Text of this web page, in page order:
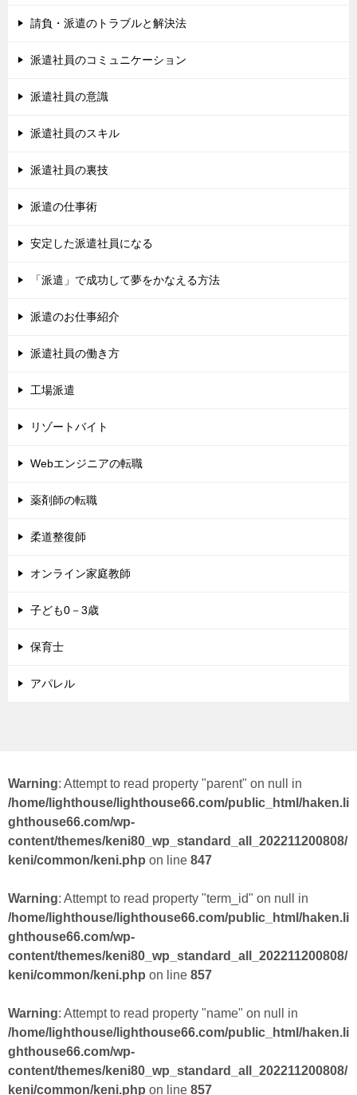
請負・派遣のトラブルと解決法
派遣社員のコミュニケーション
派遣社員の意識
派遣社員のスキル
派遣社員の裏技
派遣の仕事術
安定した派遣社員になる
「派遣」で成功して夢をかなえる方法
派遣のお仕事紹介
派遣社員の働き方
工場派遣
リゾートバイト
Webエンジニアの転職
薬剤師の転職
柔道整復師
オンライン家庭教師
子ども0－3歳
保育士
アパレル
Warning: Attempt to read property "parent" on null in
/home/lighthouse/lighthouse66.com/public_html/haken.li
ghthouse66.com/wp-
content/themes/keni80_wp_standard_all_202211200808/
keni/common/keni.php on line 847
Warning: Attempt to read property "term_id" on null in
/home/lighthouse/lighthouse66.com/public_html/haken.li
ghthouse66.com/wp-
content/themes/keni80_wp_standard_all_202211200808/
keni/common/keni.php on line 857
Warning: Attempt to read property "name" on null in
/home/lighthouse/lighthouse66.com/public_html/haken.li
ghthouse66.com/wp-
content/themes/keni80_wp_standard_all_202211200808/
keni/common/keni.php on line 857